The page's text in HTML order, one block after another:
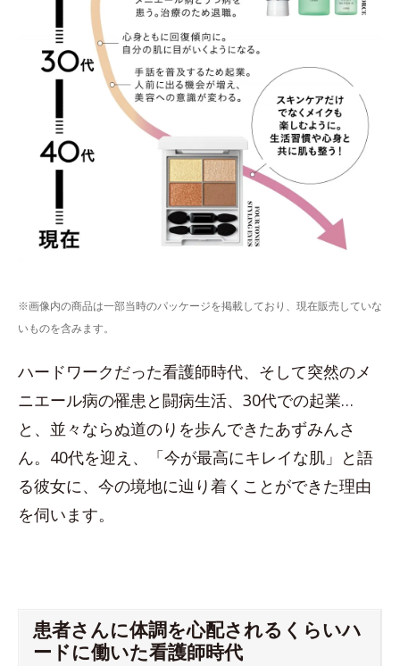
※画像内の商品は一部当時のパッケージを掲載しており、現在販売していな
いものを含みます。
ハードワークだった看護師時代、そして突然のメ
ニエール病の罹患と闘病生活、30代での起業…
と、並々ならぬ道のりを歩んできたあずみんさ
ん。40代を迎え、「今が最高にキレイな肌」と語
る彼女に、今の境地に辿り着くことができた理由
を伺います。
患者さんに体調を心配されるくらいハ
ードに働いた看護師時代